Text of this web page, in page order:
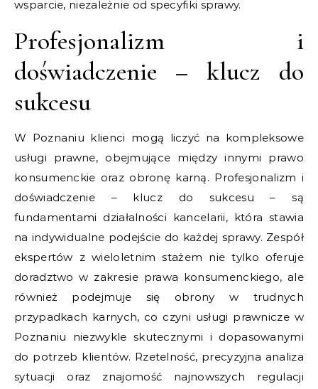
wsparcie, niezależnie od specyfiki sprawy.
Profesjonalizm i
doświadczenie – klucz do
sukcesu
W Poznaniu klienci mogą liczyć na kompleksowe
usługi prawne, obejmujące między innymi prawo
konsumenckie oraz obronę karną. Profesjonalizm i
doświadczenie – klucz do sukcesu – są
fundamentami działalności kancelarii, która stawia
na indywidualne podejście do każdej sprawy. Zespół
ekspertów z wieloletnim stażem nie tylko oferuje
doradztwo w zakresie prawa konsumenckiego, ale
również podejmuje się obrony w trudnych
przypadkach karnych, co czyni usługi prawnicze w
Poznaniu niezwykle skutecznymi i dopasowanymi
do potrzeb klientów. Rzetelność, precyzyjna analiza
sytuacji oraz znajomość najnowszych regulacji